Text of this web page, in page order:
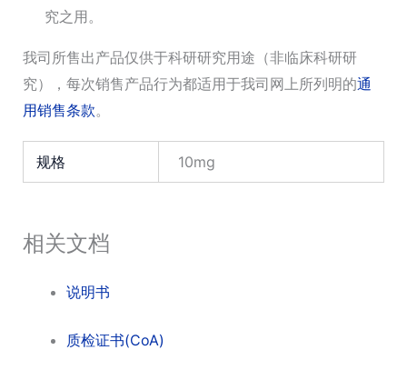
究之用。
我司所售出产品仅供于科研研究用途（非临床科研研
究），每次销售产品行为都适用于我司网上所列明的通
用销售条款。
规格 10mg
相关文档
说明书
质检证书(CoA)